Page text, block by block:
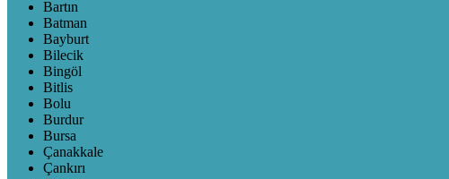
Bartın
Batman
Bayburt
Bilecik
Bingöl
Bitlis
Bolu
Burdur
Bursa
Çanakkale
Çankırı